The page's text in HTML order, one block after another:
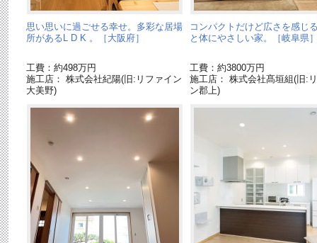
思い思いに過ごせる幸せ。多彩な居場
所があるL D K 。［大阪府］
工費：約498万円
施工店： 株式会社紀陽(旧:リファイン
大美野)
コンパクトだけど広さを感じ
と体にやさしい家。［岐阜県
工費：約3800万円
施工店： 株式会社髙垣組(旧:
ン郡上)